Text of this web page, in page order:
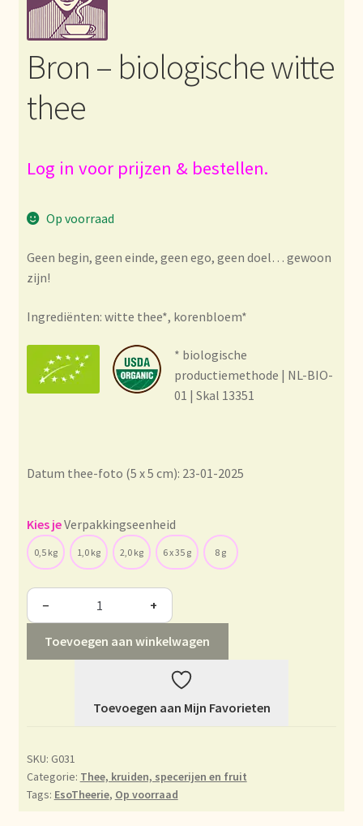
Bezahlung und Rabatte
Bienvenue dans notre commerce de gros de thé !
Bio-Zertifikate
Certificats biologiques
Commande et délai de livraison
Condiciones generales
Contact
Contacto
Current price list
Declaración de privacidad
Déclaration de confidentialité
Devoluciones y garantía
Bron – biologische witte
thee
Log in voor prijzen & bestellen.
Op voorraad
Geen begin, geen einde, geen ego, geen doel… gewoon
zijn!
Ingrediënten: witte thee*, korenbloem*
* biologische
productiemethode | NL-BIO-
01 | Skal 13351
Datum thee-foto (5 x 5 cm): 23-01-2025
Verpakkingseenheid
0,5 kg 1,0 kg 2,0 kg 6 x 35 g 8 g
− +
Toevoegen aan winkelwagen
Toevoegen aan Mijn Favorieten
SKU: G031
Categorie: Thee, kruiden, specerijen en fruit
Tags: EsoTheerie, Op voorraad